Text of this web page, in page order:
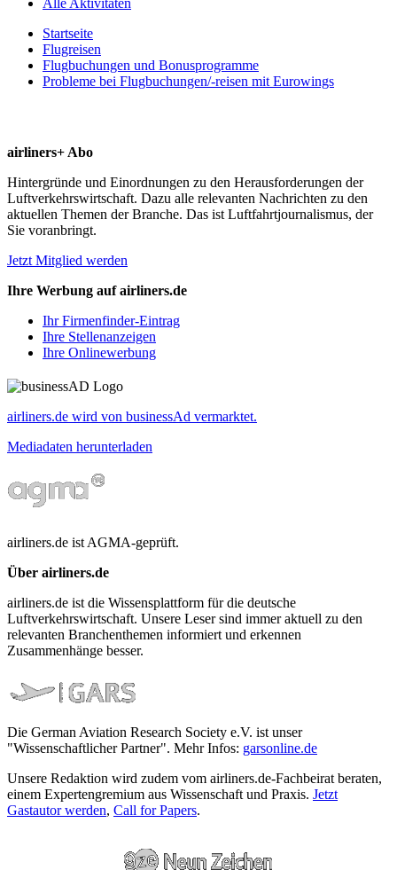
Startseite
Flugreisen
Flugbuchungen und Bonusprogramme
Probleme bei Flugbuchungen/-reisen mit Eurowings
airliners+ Abo
Hintergründe und Einordnungen zu den Herausforderungen der
Luftverkehrswirtschaft. Dazu alle relevanten Nachrichten zu den
aktuellen Themen der Branche. Das ist Luftfahrtjournalismus, der
Sie voranbringt.
Jetzt Mitglied werden
Ihre Werbung auf airliners.de
Ihr Firmenfinder-Eintrag
Ihre Stellenanzeigen
Ihre Onlinewerbung
airliners.de wird von businessAd vermarktet.
Mediadaten herunterladen
airliners.de ist AGMA-geprüft.
Über airliners.de
airliners.de ist die Wissensplattform für die deutsche
Luftverkehrswirtschaft. Unsere Leser sind immer aktuell zu den
relevanten Branchenthemen informiert und erkennen
Zusammenhänge besser.
Die German Aviation Research Society e.V. ist unser
"Wissenschaftlicher Partner". Mehr Infos: garsonline.de
Unsere Redaktion wird zudem vom airliners.de-Fachbeirat beraten,
einem Expertengremium aus Wissenschaft und Praxis. Jetzt
Gastautor werden, Call for Papers.